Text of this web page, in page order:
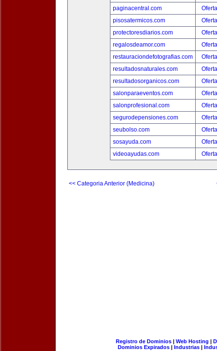
paginacentral.com
pisosatermicos.com
protectoresdiarios.com
regalosdeamor.com
restauraciondefotografias.com
resultadosnaturales.com
resultadosorganicos.com
salonparaeventos.com
salonprofesional.com
segurodepensiones.com
seubolso.com
sosayuda.com
videoayudas.com
<< Categoria Anterior (Medicina)
Registro de Dominios| Web Hosting |
Dominios Expirados | Industrias |